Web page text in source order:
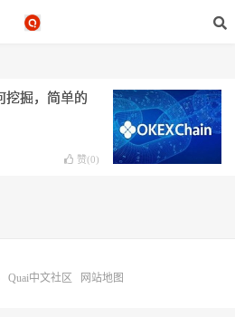
挖掘，简单的
赞(0)
Quai中文社区 网站地图